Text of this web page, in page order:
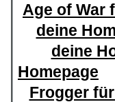
Age of War
deine
deine
Homepage
Frogger